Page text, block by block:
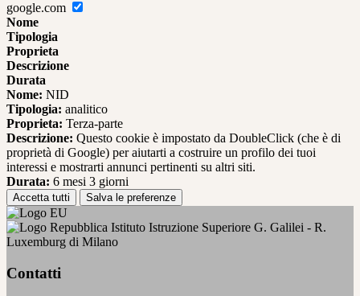
google.com
Nome
Tipologia
Proprieta
Descrizione
Durata
Nome: NID
Tipologia: analitico
Proprieta: Terza-parte
Descrizione: Questo cookie è impostato da DoubleClick (che è di
proprietà di Google) per aiutarti a costruire un profilo dei tuoi
interessi e mostrarti annunci pertinenti su altri siti.
Durata: 6 mesi 3 giorni
Accetta tutti Salva le preferenze
Istituto Istruzione Superiore G. Galilei - R.
Luxemburg di Milano
Contatti